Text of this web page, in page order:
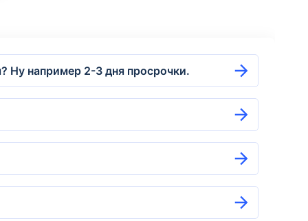
Ну например 2-3 дня просрочки.